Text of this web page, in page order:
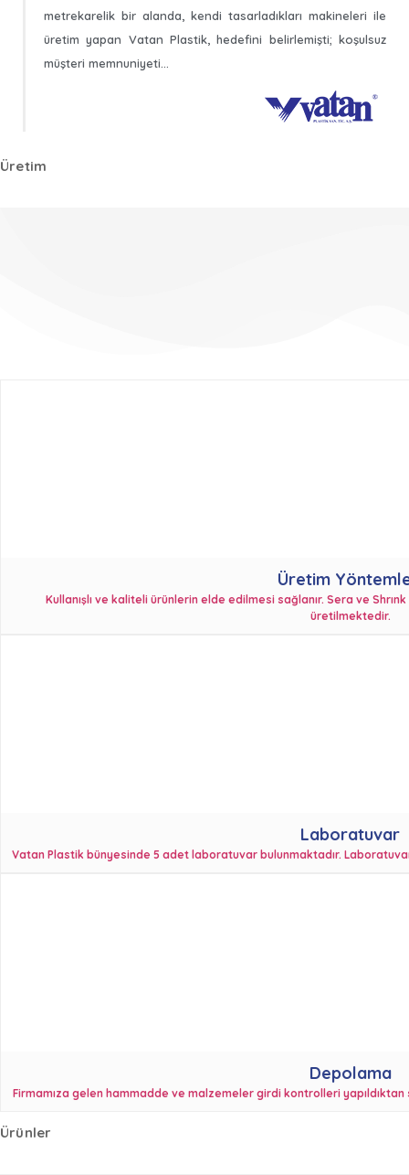
metrekarelik bir alanda, kendi tasarladıkları makineleri ile
üretim yapan Vatan Plastik, hedefini belirlemişti; koşulsuz
müşteri memnuniyeti…
Üretim
Üretim
Kullanışlı ve kaliteli ürünlerin elde edilmesi sağlanır. Sera ve
üretilmektedir.
Laboratuvar
Vatan Plastik bünyesinde 5 adet laboratuvar bulunmaktadır.
Depolama
Firmamıza gelen hammadde ve malzemeler girdi kontrolleri
Ürünler